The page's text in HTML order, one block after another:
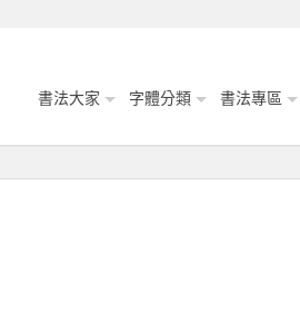
書法大家 字體分類 書法專區